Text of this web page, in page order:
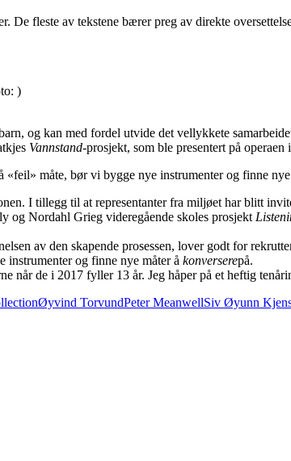
De fleste av tekstene bærer preg av direkte
)
og kan med fordel utvide det vellykkete
Vannstand-prosjekt, som ble presentert på
måte, bør vi bygge nye instrumenter og finne
I tillegg til at representanter fra miljøet har blitt
og Nordahl Grieg videregående skoles prosjekt
av den skapende prosessen, lover godt for
instrumenter og finne nye måter å konverserepå.
når de i 2017 fyller 13 år. Jeg håper på et heftig
Øyvind TorvundPeter MeanwellSiv Øyunn